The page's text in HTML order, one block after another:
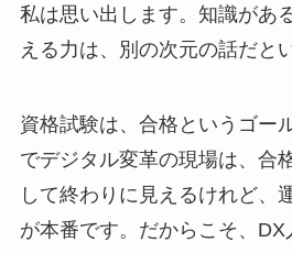
私は思い出します。知識があ
える力は、別の次元の話だと
資格試験は、合格というゴー
でデジタル変革の現場は、合
して終わりに見えるけれど、
が本番です。だからこそ、DX